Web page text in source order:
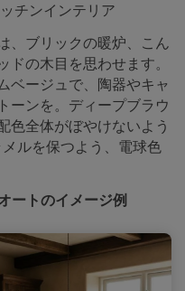
チンインテリア
、ブリックの暖炉、こん
の木目を思わせます。
ベージュで、陶器やキャ
ーンを。ディープブラウ
色全体がぼやけないよう
ルを保つよう、電球色
ートのイメージ例